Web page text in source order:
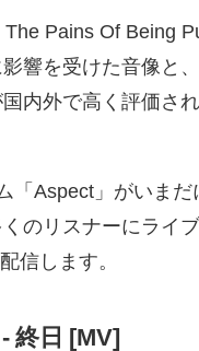
The Pains Of Being
響を受けた音像と
内外で高く評価さ
「Aspect」がいま
のリスナーにライ
信します。
終日 [MV]